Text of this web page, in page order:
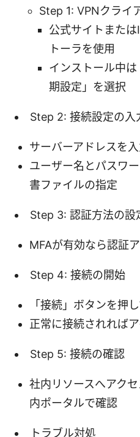
Step 1: VPNクライ
公式サイトまた
トーラを使用
インストール中
期設定」を選択
Step 2: 接続設定の入
サーバーアドレスを
ユーザー名とパスワ
書ファイルの指定
Step 3: 認証方法の設
MFAが有効なら認証
Step 4: 接続の開始
「接続」ボタンを押
正常に接続されれば
Step 5: 接続の確認
社内リソースへアク
内ポータルで確認
トラブル対処